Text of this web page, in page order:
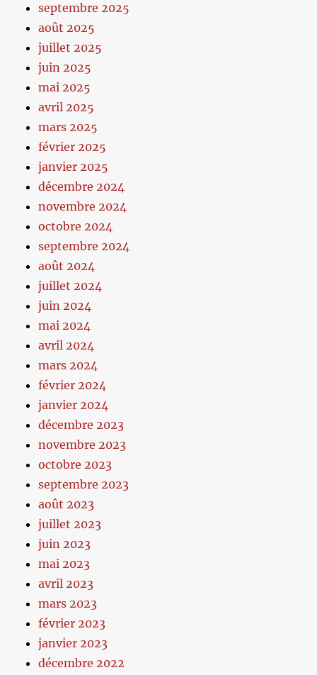
septembre 2025
août 2025
juillet 2025
juin 2025
mai 2025
avril 2025
mars 2025
février 2025
janvier 2025
décembre 2024
novembre 2024
octobre 2024
septembre 2024
août 2024
juillet 2024
juin 2024
mai 2024
avril 2024
mars 2024
février 2024
janvier 2024
décembre 2023
novembre 2023
octobre 2023
septembre 2023
août 2023
juillet 2023
juin 2023
mai 2023
avril 2023
mars 2023
février 2023
janvier 2023
décembre 2022